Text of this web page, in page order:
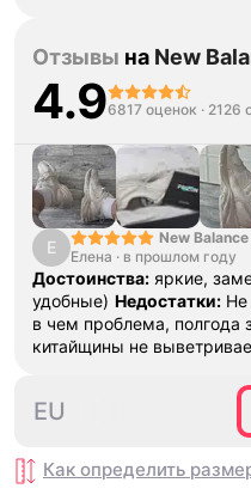
Отзывы на New
4.96817 оценок · 2126
Е
New
Елена · в прошлом году
Достоинства: яркие,
удобные) Недостатки:
в чем проблема, полгода
китайщины не
деньги вполне норм.
EU
Как определить